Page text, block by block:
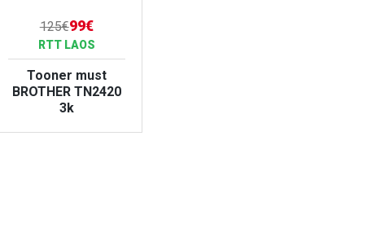
125€99€
RTT LAOS
Tooner must
BROTHER TN2420
3k